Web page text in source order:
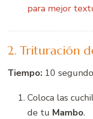
para mejor
2. Trituración
Tiempo: 10
Coloca las
de tu Mambo.